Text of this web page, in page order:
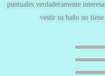
puntuales verdaderamente
vestir su baño no